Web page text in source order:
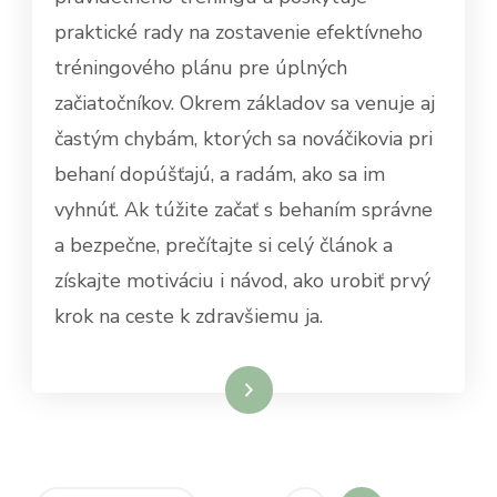
praktické rady na zostavenie efektívneho
tréningového plánu pre úplných
začiatočníkov. Okrem základov sa venuje aj
častým chybám, ktorých sa nováčikovia pri
behaní dopúšťajú, a radám, ako sa im
vyhnúť. Ak túžite začať s behaním správne
a bezpečne, prečítajte si celý článok a
získajte motiváciu i návod, ako urobiť prvý
krok na ceste k zdravšiemu ja.
Dowiedz się więcej